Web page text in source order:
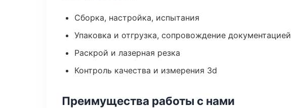
Сборка, настройка, испытания
Упаковка и отгрузка, сопровождение документацией
Раскрой и лазерная резка
Контроль качества и измерения 3d
Преимущества работы с нами